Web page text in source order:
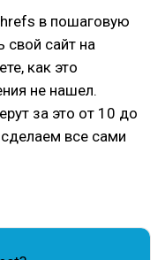
в пошаговую
свой сайт на
как это
не нашел.
за это от 10 до
все сами